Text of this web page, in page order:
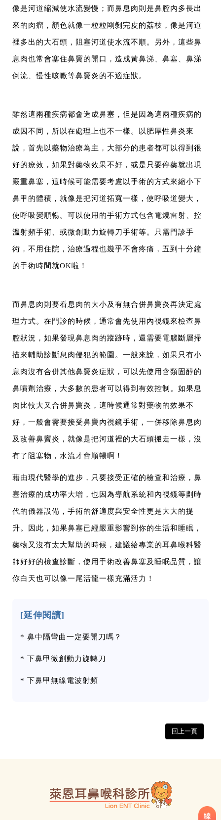
像是河道縮減使水流變慢；而鼻息肉則是鼻腔內多長出
來的肉瘤，顏色就像一粒粒剛剝完皮的荔枝，像是河道
裡多出的大石頭，阻塞河道使水流不順。另外，這些鼻
息肉也常會塞住鼻竇的開口，造成黃鼻涕、鼻塞、鼻涕
倒流、慢性咳嗽等鼻竇炎的不適症狀。
雖然這兩種疾病都會造成鼻塞，但是因為這兩種疾病的
成因不同，所以在處理上也不一樣。以肥厚性鼻炎來
說，首先以藥物治療為主，大部分的患者都可以得到很
好的療效，如果對藥物效果不好，或是只要停藥就出現
嚴重鼻塞，這時候可能需要考慮以手術的方式來縮小下
鼻甲的體積，就像是把河道拓寬一樣，使呼吸道變大，
使呼吸變順暢。可以使用的手術方式包含電燒雷射、控
溫射頻手術、或微創動力旋轉刀手術等。只需門診手
術，不用住院，治療過程也幾乎不會疼痛，五到十分鐘
的手術時間就OK啦！
而鼻息肉則要看息肉的大小及有無合併鼻竇炎再決定處
理方式。在門診的時候，通常會先使用內視鏡來檢查鼻
腔狀況，如果發現鼻息肉的蹤跡時，還需要電腦斷層掃
描來輔助診斷息肉侵犯的範圍。一般來說，如果只有小
息肉沒有合併其他鼻竇炎症狀，可以先使用含類固醇的
鼻噴劑治療，大多數的患者可以得到有效控制。如果息
肉比較大又合併鼻竇炎，這時候通常對藥物的效果不
好，一般會需要接受鼻竇內視鏡手術，一併移除鼻息肉
及改善鼻竇炎，就像是把河道裡的大石頭搬走一樣，沒
有了阻塞物，水流才會順暢啊！
藉由現代醫學的進步，只要接受正確的檢查和治療，鼻
塞治療的成功率大增，也因為導航系統和內視鏡等劃時
代的儀器設備，手術的舒適度與安全性更是大大的提
升。因此，如果鼻塞已經嚴重影響到你的生活和睡眠，
藥物又沒有太大幫助的時候，建議給專業的耳鼻喉科醫
師好好的檢查診斷，使用手術改善鼻塞及睡眠品質，讓
你白天也可以像一尾活龍一樣充滿活力！
[延伸閱讀]
* 鼻中隔彎曲一定要開刀嗎？
* 下鼻甲微創動力旋轉刀
* 下鼻甲無線電波射頻
回上一頁